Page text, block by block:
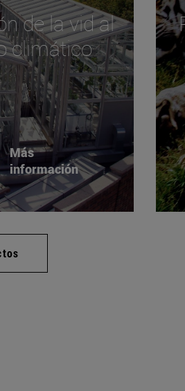
de la vid al
climático
Más
información